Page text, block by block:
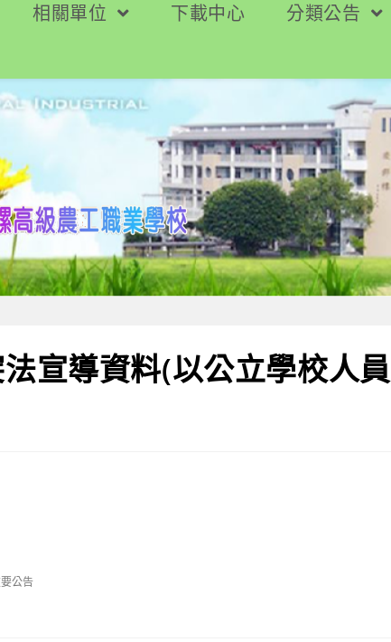
相關單位 下載中心 分類公告
宣導資料(以公立學校人員
公告